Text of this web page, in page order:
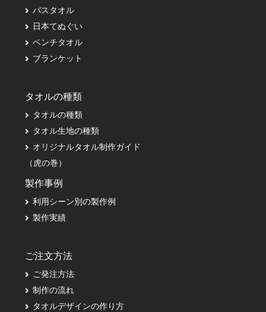
バスタオル
日本てぬぐい
ベンチタオル
ブランケット
タオルの種類
タオルの種類
タオル生地の種類
オリジナルタオル制作ガイド
（虎の巻）
製作事例
利用シーン別の製作例
製作実績
ご注文方法
ご発注方法
制作の流れ
タオルデザインの作り方